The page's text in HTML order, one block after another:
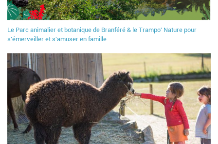
Le Parc animalier et botanique de Branféré & le Trampo' Nature pour
s'émerveiller et s'amuser en famille